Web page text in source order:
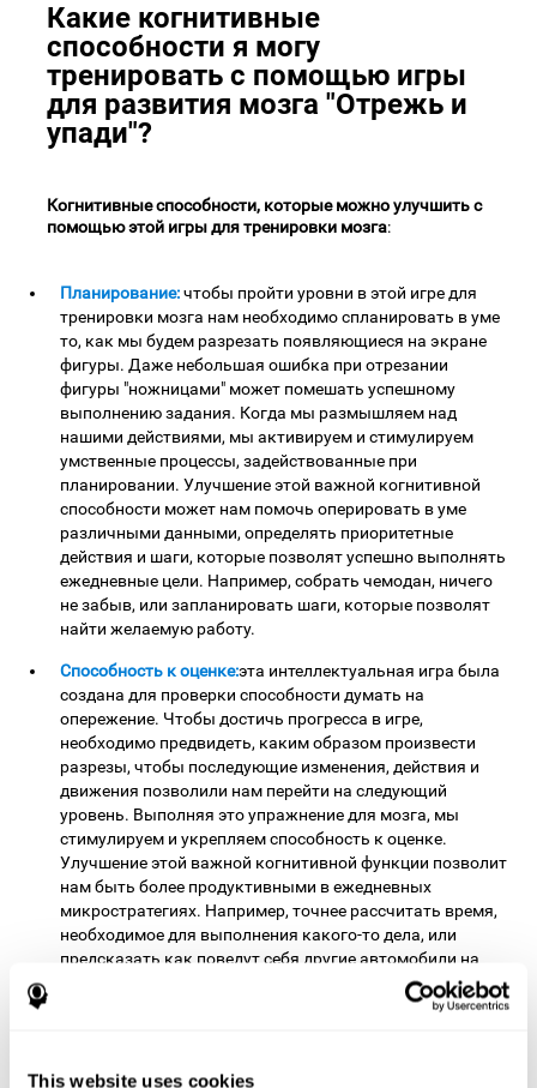
This website uses cookies
Какие когнитивные
способности я могу
тренировать с помощью игры
для развития мозга "Отрежь и
упади"?
Когнитивные способности, которые можно улучшить с
помощью этой игры для тренировки мозга:
Планирование:чтобы пройти уровни в этой игре для
тренировки мозга нам необходимо спланировать в уме
то, как мы будем разрезать появляющиеся на экране
фигуры. Даже небольшая ошибка при отрезании
фигуры "ножницами" может помешать успешному
выполнению задания. Когда мы размышляем над
нашими действиями, мы активируем и стимулируем
умственные процессы, задействованные при
планировании. Улучшение этой важной когнитивной
способности может нам помочь оперировать в уме
различными данными, определять приоритетные
действия и шаги, которые позволят успешно выполнять
ежедневные цели. Например, собрать чемодан, ничего
не забыв, или запланировать шаги, которые позволят
найти желаемую работу.
Cпособность к оценке:эта интеллектуальная игра была
создана для проверки способности думать на
опережение. Чтобы достичь прогресса в игре,
необходимо предвидеть, каким образом произвести
разрезы, чтобы последующие изменения, действия и
движения позволили нам перейти на следующий
уровень. Выполняя это упражнение для мозга, мы
стимулируем и укрепляем способность к оценке.
Улучшение этой важной когнитивной функции позволит
нам быть более продуктивными в ежедневных
микростратегиях. Например, точнее рассчитать время,
необходимое для выполнения какого-то дела, или
предсказать как поведут себя другие автомобили на
воспринимать пространство игры и правильно